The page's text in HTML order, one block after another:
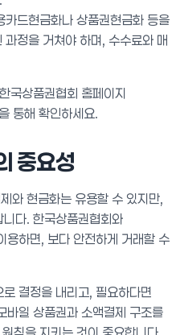
카드현금화나 상품권현금화 등을
정을 거쳐야 하며, 수수료와 매
국상품권협회 홈페이지
해 확인하세요.
중요성
와 현금화는 유용할 수 있지만,
다. 한국상품권협회와
용하면, 보다 안전하게 거래할 수
결정을 내리고, 필요하다면
바일 상품권과 소액결제 구조를